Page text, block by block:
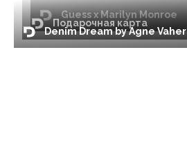
Denim Dream by Agne Vaher
Подарочная карта
Guess x Marilyn Monroe